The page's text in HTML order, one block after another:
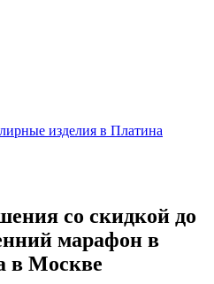
изделия в Платина
со скидкой до
марафон в
в Москве